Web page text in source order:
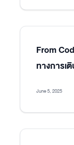
From
ทางการเ
June 5, 2025